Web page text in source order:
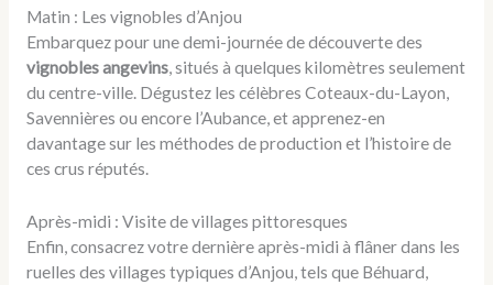
Matin : Les vignobles d’Anjou
Embarquez pour une demi-journée de découverte des
vignobles angevins, situés à quelques kilomètres seulement
du centre-ville. Dégustez les célèbres Coteaux-du-Layon,
Savennières ou encore l’Aubance, et apprenez-en
davantage sur les méthodes de production et l’histoire de
ces crus réputés.
Après-midi : Visite de villages pittoresques
Enfin, consacrez votre dernière après-midi à flâner dans les
ruelles des villages typiques d’Anjou, tels que Béhuard,